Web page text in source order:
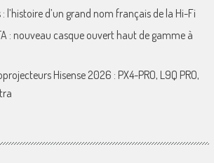
l’histoire d’un grand nom français de la Hi-Fi
: nouveau casque ouvert haut de gamme à
Hisense 2026 : PX4-PRO, L9Q PRO,